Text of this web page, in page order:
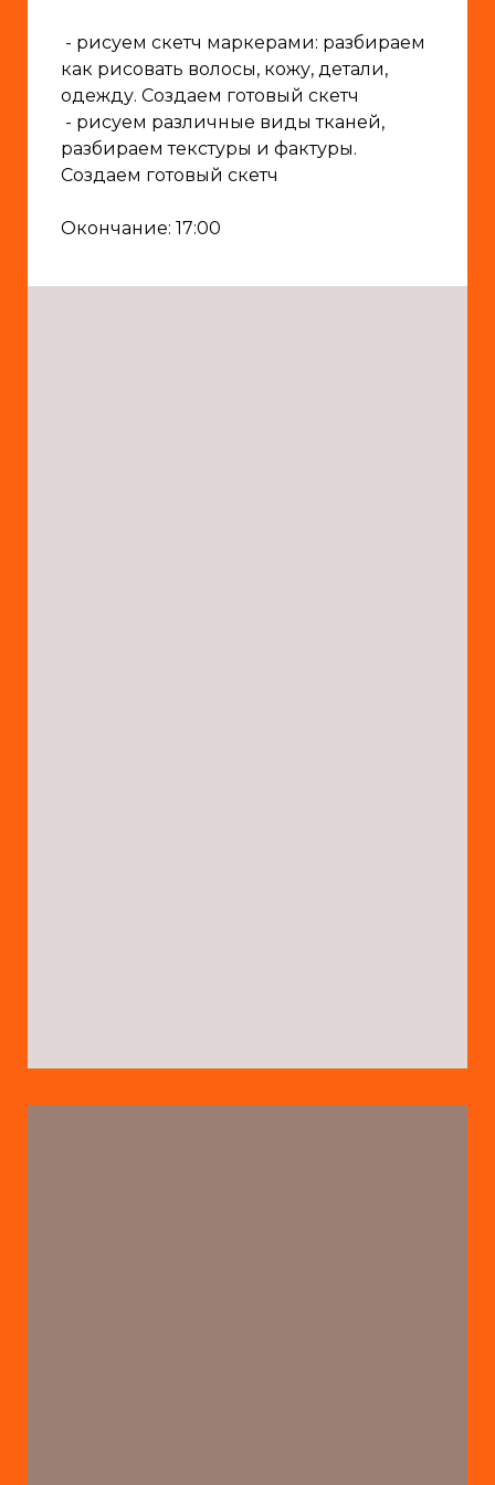
- рисуем скетч маркерами: разбираем
как рисовать волосы, кожу, детали,
одежду. Создаем готовый скетч
- рисуем различные виды тканей,
разбираем текстуры и фактуры.
Создаем готовый скетч
Окончание: 17:00